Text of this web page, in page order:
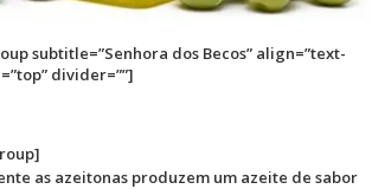
subtitle=”Senhora dos Becos” align=”text-
divider=””]
as azeitonas produzem um azeite de sabor